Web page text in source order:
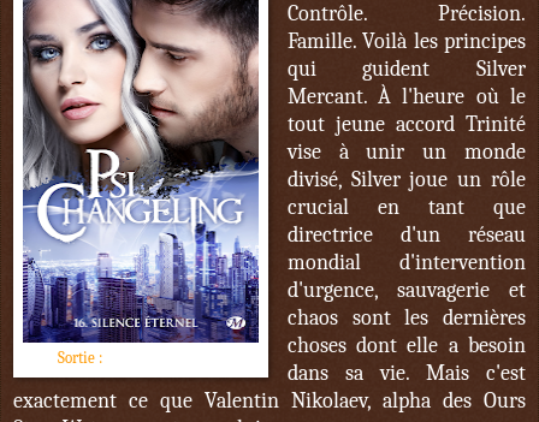
Sortie :
Contrôle. Précision.
Famille. Voilà les principes
qui guident Silver
Mercant. À l'heure où le
tout jeune accord Trinité
vise à unir un monde
divisé, Silver joue un rôle
crucial en tant que
directrice d'un réseau
mondial d'intervention
d'urgence, sauvagerie et
chaos sont les dernières
choses dont elle a besoin
dans sa vie. Mais c'est
exactement ce que Valentin Nikolaev, alpha des Ours